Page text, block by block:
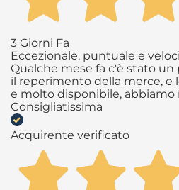
3 Giorni Fa
Eccezionale, puntuale e
Qualche mese fa c'è stato
il reperimento della merce, e
e molto disponibile,
Consigliatissima
Acquirente verificato